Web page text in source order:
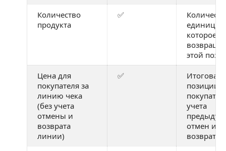
Количество
продукта
✅
единиц
которое
этой
Цена для
покупателя за
линию чека
(без учета
отмены и
возврата
линии)
✅
Итоговая
позиции
учета
отмен и
возвратов